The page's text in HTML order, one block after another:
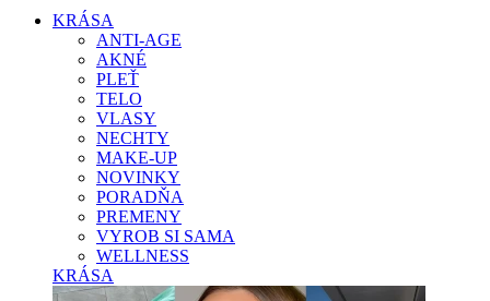
KRÁSA
ANTI-AGE
AKNÉ
PLEŤ
TELO
VLASY
NECHTY
MAKE-UP
NOVINKY
PORADŇA
PREMENY
VYROB SI SAMA
WELLNESS
KRÁSA